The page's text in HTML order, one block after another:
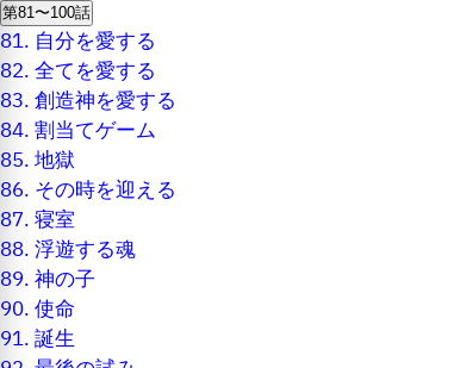
第81〜100話
81. 自分を愛する
82.全てを愛する
83.創造神を愛する
84.割当てゲーム
85.地獄
86. その時を迎える
87.寝室
88.浮遊する魂
89.神の子
90.使命
91.誕生